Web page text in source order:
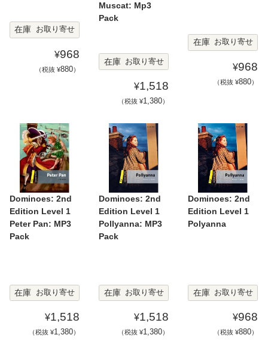
在庫 お取り寄せ
¥968
（税抜 ¥880）
Muscat: Mp3
Pack
在庫 お取り寄せ
¥1,518
（税抜 ¥1,380）
在庫 お取り寄せ
¥968
（税抜 ¥880）
Dominoes: 2nd
Edition Level 1
Peter Pan: MP3
Pack
在庫 お取り寄せ
¥1,518
（税抜 ¥1,380）
Dominoes: 2nd
Edition Level 1
Pollyanna: MP3
Pack
在庫 お取り寄せ
¥1,518
（税抜 ¥1,380）
Dominoes: 2nd
Edition Level 1
Polyanna
在庫 お取り寄せ
¥968
（税抜 ¥880）